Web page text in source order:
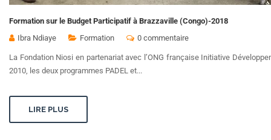
Formation sur le Budget Participatif à Brazzaville (Congo)-2018
Ibra Ndiaye
Formation 0 commentaire
La Fondation Niosi en partenariat avec l’ONG française Initiative
2010, les deux programmes PADEL et...
LIRE PLUS